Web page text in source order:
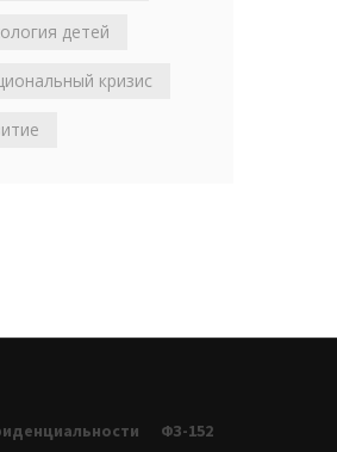
детей
кризис
ФЗ-152